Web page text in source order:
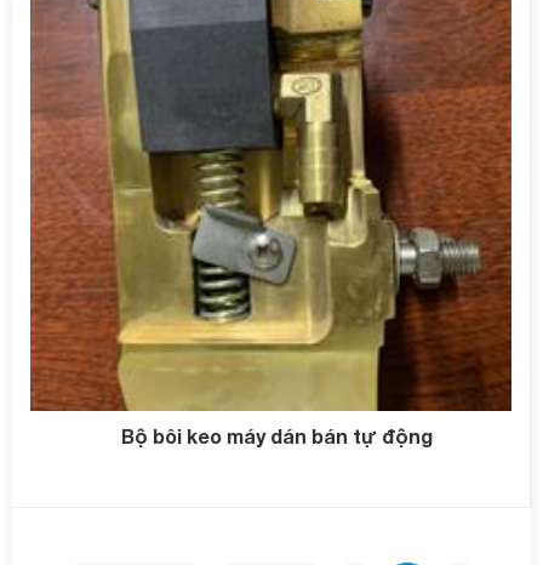
Bộ bôi keo máy dán bán tự động